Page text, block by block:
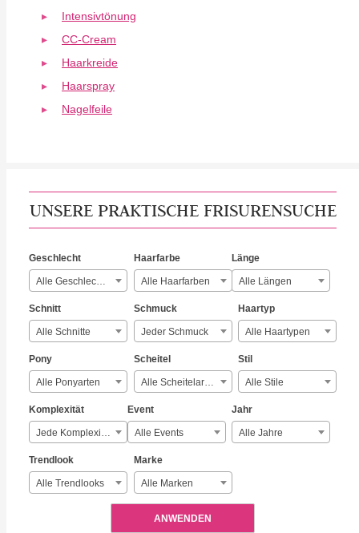
Intensivtönung
CC-Cream
Haarkreide
Haarspray
Nagelfeile
UNSERE PRAKTISCHE FRISURENSUCHE
Geschlecht
Alle Geschlechter
Haarfarbe
Alle Haarfarben
Länge
Alle Längen
Schnitt
Alle Schnitte
Schmuck
Jeder Schmuck
Haartyp
Alle Haartypen
Pony
Alle Ponyarten
Scheitel
Alle Scheitelarten
Stil
Alle Stile
Komplexität
Jede Komplexität
Event
Alle Events
Jahr
Alle Jahre
Trendlook
Alle Trendlooks
Marke
Alle Marken
ANWENDEN